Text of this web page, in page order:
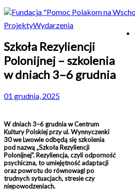
ProjektyWydarzenia
Szkoła Rezyliencji
Polonijnej – szkolenia
w dniach 3–6 grudnia
01 grudnia, 2025
W dniach 3–6 grudnia w Centrum
Kultury Polskiej przy ul. Wynnyczenki
30 we Lwowie odbędą się szkolenia
pod nazwą „Szkoła Rezyliencji
Polonijnej”. Rezyliencja, czyli odporność
psychiczna, to umiejętność adaptacji
oraz powrotu do równowagi po
trudnych sytuacjach, stresie czy
niepowodzeniach.